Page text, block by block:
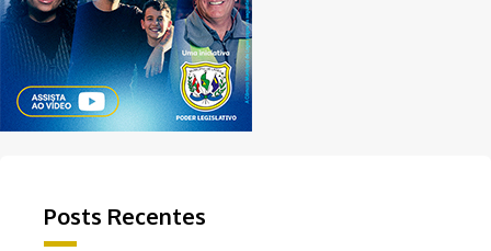
Posts Recentes